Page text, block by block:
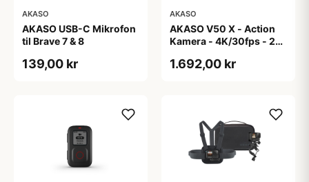
AKASO
AKASO USB-C Mikrofon
til Brave 7 & 8
139,00 kr
AKASO
AKASO V50 X - Action
Kamera - 4K/30fps - 20
1.692,00 kr